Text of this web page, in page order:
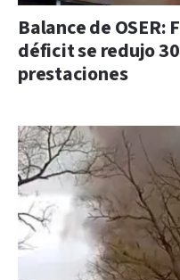
Balance de
déficit se redujo
prestaciones